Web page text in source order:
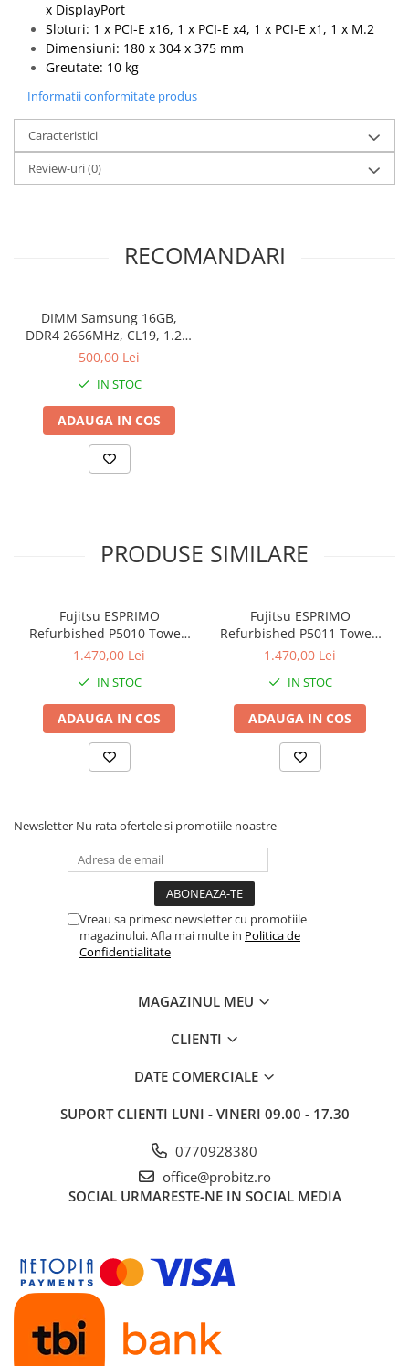
x DisplayPort
Sloturi: 1 x PCI-E x16, 1 x PCI-E x4, 1 x PCI-E x1, 1 x M.2
Dimensiuni: 180 x 304 x 375 mm
Greutate: 10 kg
Informatii conformitate produs
Caracteristici
Review-uri(0)
RECOMANDARI
DIMM Samsung 16GB,
DDR4 2666MHz, CL19, 1.2V,
Non-ECC, bulk
500,00 Lei
IN STOC
ADAUGA IN COS
PRODUSE SIMILARE
Fujitsu ESPRIMO
Refurbished P5010 Tower,
i5-10500, 8 GB, 256 SSD,
1.470,00 Lei
IN STOC
ADAUGA IN COS
Fujitsu ESPRIMO
Refurbished P5011 Tower,
i5-10500, 8 GB, 256 SSD,
1.470,00 Lei
IN STOC
ADAUGA IN COS
Newsletter Nu rata ofertele si promotiile noastre
Vreau sa primesc newsletter cu promotiile
magazinului. Afla mai multe in Politica de
Confidentialitate
MAGAZINUL MEU
CLIENTI
DATE COMERCIALE
SUPORT CLIENTI LUNI - VINERI 09.00 - 17.30
0770928380
office@probitz.ro
SOCIAL URMARESTE-NE IN SOCIAL MEDIA